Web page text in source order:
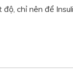
chỉ nên để